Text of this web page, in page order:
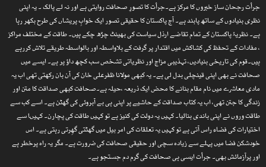
جرأت رجحان ساز خبروں کا مرکز ہے۔جرأت کا تصورِ صحافت روایتی ہے اور نہ لے پالک ۔ یہ اپنی
نظری بنیادوں کے ساتھ پابند ہے۔ آج پاکستان کا حقیقی تصور ایک خوابِ پریشاں کی طرح بکھر رہا
ہے۔ نظریۂ پاکستان کے تمام تقاضے ارذل سیاست کی بھینٹ چڑھ چکے ہیں۔ طاقت کے مختلف مراکز
، مفادات کے تحفظ کی کشاکش میں اقتدار پر گرفت کے بلاواسطہ اور بالواسطہ طریقے تلاش کررہے
ہیں۔قوم کی تاریخی بنیادیں، تہذیبی مزاج اور نظریاتی تشخص سب کچھ داؤ پر ہے۔ ایسے میں
صحافت نے بھی اپنی قینچلی بدل لی ہے۔ یہ کبھی مولانا ظفرعلی خان کی آن بان رکھتی تھی اب یہ
مادی معاشرے میں نام مقام بنانے کا محض ایک ذریعہ ،حیلہ ہے۔صحافت کبھی صداقت کا متن اور
زندگی کا جتن تھی، اب یہ کتاب صداقت کے حاشیے پر اپنی ہی بے آبروئی کی گھٹن ہے۔ اسے کب سے
طاقت وروں نے اپنی باندی بنالیا۔ کہیں یہ دولت کی کنیز ہے تو کہیں طاقت کی پچارن۔ کہیںا سے
اختیارات کی فضاء راس آتی ہے تو کہیں یہ تعلقات کی امر بیل میں گھٹتی گھِرتی رہتی ہے۔ اس
خودشکن فضا میں پہلے سے زیادہ سچی اور حقیقی صحافت کی ضرورت ہے۔ مگر یہ راہ پرخطر ہے
اور پرآزمائش بھی۔ جرأت ایسی ہی صحافت کی گرم دم جستجو ہے۔